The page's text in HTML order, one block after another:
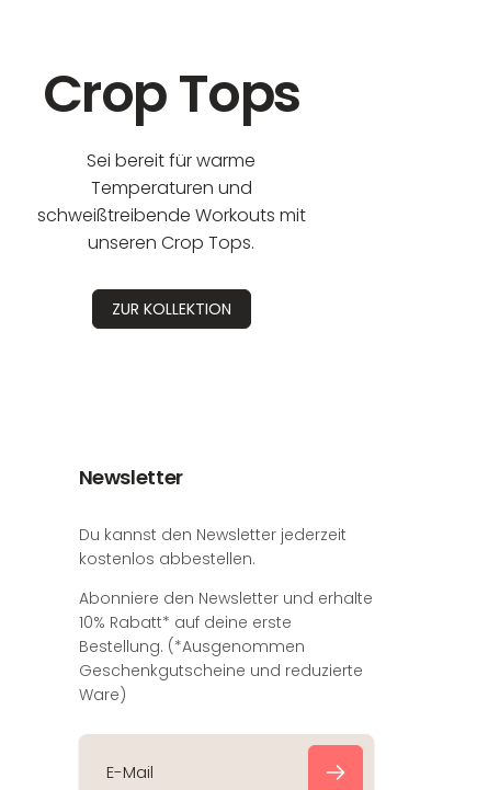
Crop Tops
Sei bereit für warme
Temperaturen und
schweißtreibende Workouts mit
unseren Crop Tops.
ZUR KOLLEKTION
Newsletter
Du kannst den Newsletter jederzeit
kostenlos abbestellen.
Abonniere den Newsletter und erhalte
10% Rabatt* auf deine erste
Bestellung. (*Ausgenommen
Geschenkgutscheine und reduzierte
Ware)